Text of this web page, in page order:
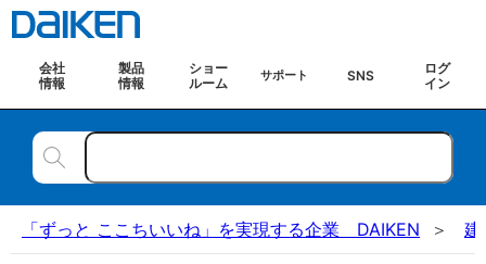
会社
情報
製品
情報
ショー
ルーム
サポート SNS
ログ
イン
「ずっと ここちいいね」を実現する企業 DAIKEN 建